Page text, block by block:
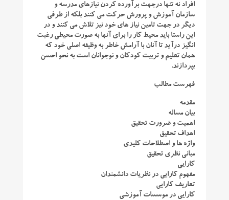
افراد نه تنها درجهت برآورده کردن نیازهای مدرسه و
سازمان آموزش و پرورش حرکت می کنند بلکه از طرفی
دیگر در جهت تامین نیاز های خود نیز تلاش می کنند و در
این راستا باید محیط کار را برای آنها به صورت محیطی رغبت
انگیز درآید تا آنان با آرامش خاطر به وظیفه اصلی خود که
همان تعلیم و تربیت کودکان و نوجوانان است به نحو احسن
بپردازند.
فهرست مطالب
مقدمه
بیان مساله
اهمیت و ضرورت تحقیق
اهداف تحقیق
واژه ها و اصطلاحات کلیدی
مبانی نظری تحقیق
کارایی
مفهوم کارایی در نظریات دانشمندان
تعاریف کارایی
کارایی در موسسات آموزشی